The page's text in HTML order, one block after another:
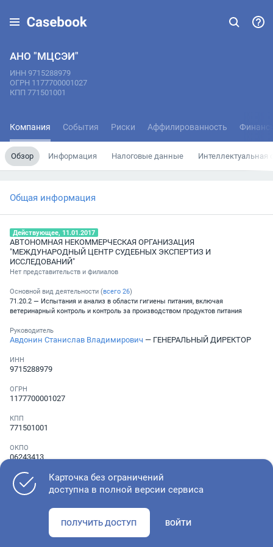
АНО "МЦСЭИ"
ИНН 9715288979
ОГРН 1177700001027
КПП 771501001
Компания События Риски Аффилированность
Обзор Информация Налоговые данные Интеллектуальная
Общая информация
Действующее, 11.01.2017
АВТОНОМНАЯ НЕКОММЕРЧЕСКАЯ ОРГАНИЗАЦИЯ
"МЕЖДУНАРОДНЫЙ ЦЕНТР СУДЕБНЫХ ЭКСПЕРТИЗ И
ИССЛЕДОВАНИЙ"
Нет представительств и филиалов
Основной вид деятельности (всего 26)
71.20.2 — Испытания и анализ в области гигиены питания, включая
ветеринарный контроль и контроль за производством продуктов питания
Руководитель
Авдонин Станислав Владимирович — ГЕНЕРАЛЬНЫЙ ДИРЕКТОР
ИНН
9715288979
ОГРН
1177700001027
КПП
771501001
ОКПО
06243413
Телефон
░ ░░░ ░░░░░░░
Как оценить состояние компании
Карточка без ограничений
доступна в полной версии сервиса
ПОЛУЧИТЬ ДОСТУП ВОЙТИ